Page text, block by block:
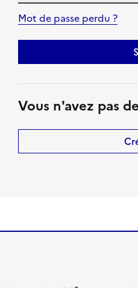
Mot de passe perdu ?
Vous n'avez pas